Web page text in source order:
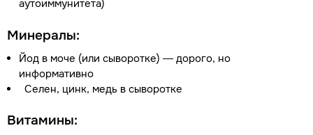
аутоиммунитета)
Минералы:
Йод в моче (или сыворотке) — дорого, но
информативно
Селен, цинк, медь в сыворотке
Витамины: